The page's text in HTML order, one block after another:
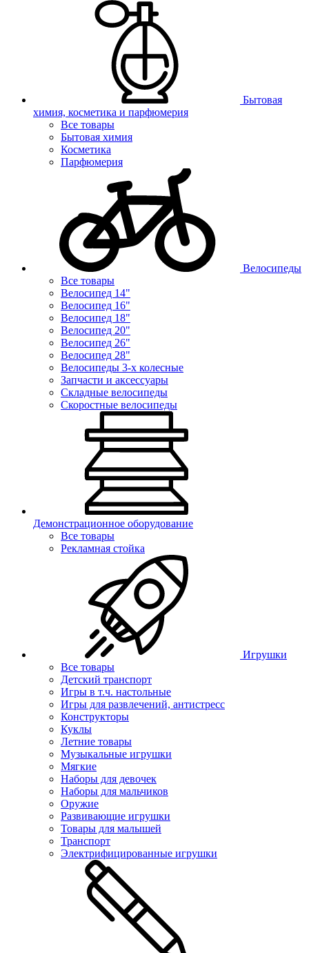
Бытовая
химия, косметика и парфюмерия
Все товары
Бытовая химия
Косметика
Парфюмерия
Велосипеды
Все товары
Велосипед 14"
Велосипед 16"
Велосипед 18"
Велосипед 20"
Велосипед 26"
Велосипед 28"
Велосипеды 3-х колесные
Запчасти и аксессуары
Складные велосипеды
Скоростные велосипеды
Демонстрационное оборудование
Все товары
Рекламная стойка
Игрушки
Все товары
Детский транспорт
Игры в т.ч. настольные
Игры для развлечений, антистресс
Конструкторы
Куклы
Летние товары
Музыкальные игрушки
Мягкие
Наборы для девочек
Наборы для мальчиков
Оружие
Развивающие игрушки
Товары для малышей
Транспорт
Электрифицированные игрушки